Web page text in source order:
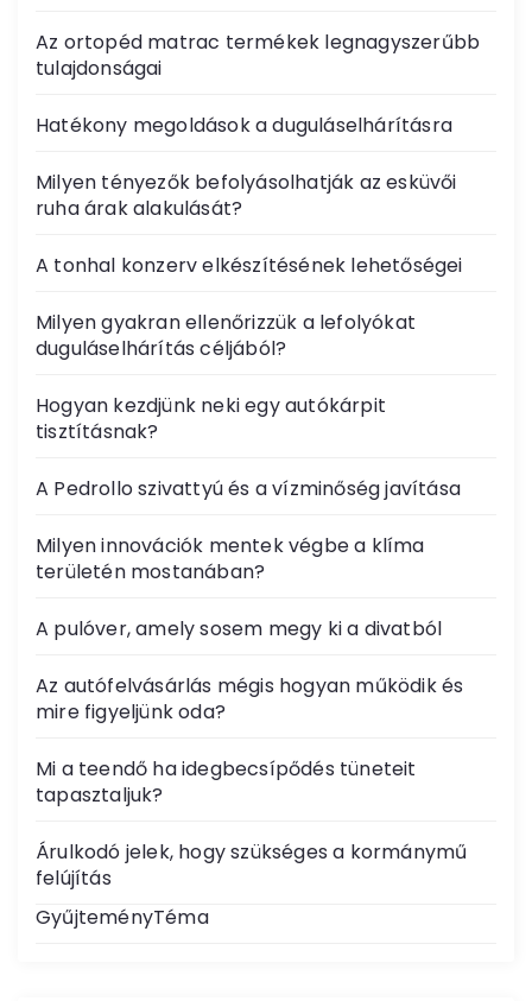
Az ortopéd matrac termékek legnagyszerűbb
tulajdonságai
Hatékony megoldások a duguláselhárításra
Milyen tényezők befolyásolhatják az esküvői
ruha árak alakulását?
A tonhal konzerv elkészítésének lehetőségei
Milyen gyakran ellenőrizzük a lefolyókat
duguláselhárítás céljából?
Hogyan kezdjünk neki egy autókárpit
tisztításnak?
A Pedrollo szivattyú és a vízminőség javítása
Milyen innovációk mentek végbe a klíma
területén mostanában?
A pulóver, amely sosem megy ki a divatból
Az autófelvásárlás mégis hogyan működik és
mire figyeljünk oda?
Mi a teendő ha idegbecsípődés tüneteit
tapasztaljuk?
Árulkodó jelek, hogy szükséges a kormánymű
felújítás
GyűjteményTéma